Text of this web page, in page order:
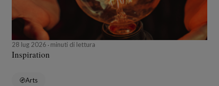
28 lug 2026 minuti di lettura
Inspiration
Arts